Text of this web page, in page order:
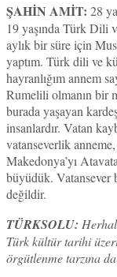
ŞAHİN AMİT: 28
19 yaşında Türk Dili
aylık bir süre için
yaptım. Türk dili ve
hayranlığım annem
Rumelili olmanın bir
burada yaşayan
insanlardır. Vatan
vatanseverlik
Makedonya’yı
büyüdük. Vatansever
değildir.
TÜRKSOLU:
Türk kültür tarihi
örgütlenme tarzına